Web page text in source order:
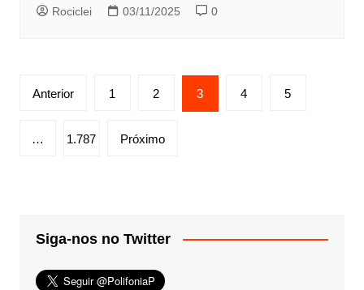
Rociclei 03/11/2025 0
Paginação
posts
Anterior 1 2 3 4 5
… 1.787 Próximo
Siga-nos no Twitter